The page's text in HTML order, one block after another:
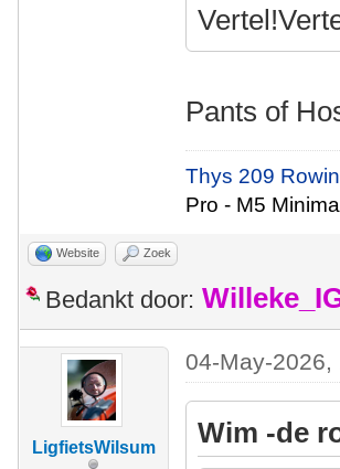
Pants of
Thys 209
Pro - M5
Website Zoek
Bedankt door:
LigfietsWilsum
04-May-2026,
Wim -de